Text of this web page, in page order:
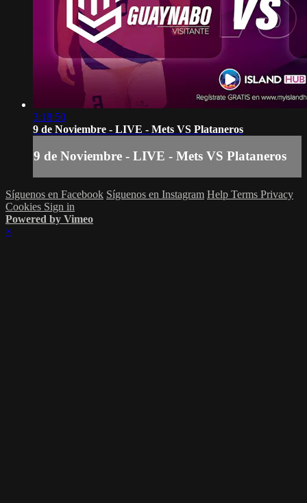
3:18:50
9 de Noviembre - LIVE - Mets VS Plataneros
9 de Noviembre - LIVE - Mets VS Plataneros
Síguenos en Facebook Síguenos en Instagram Help Terms Privacy
Cookies Sign in
Powered by Vimeo
×